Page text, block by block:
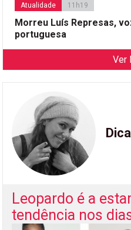
Atualidade 11h19
Morreu Luís Represas,
portuguesa
Ver
Leopardo é a
tendência nos